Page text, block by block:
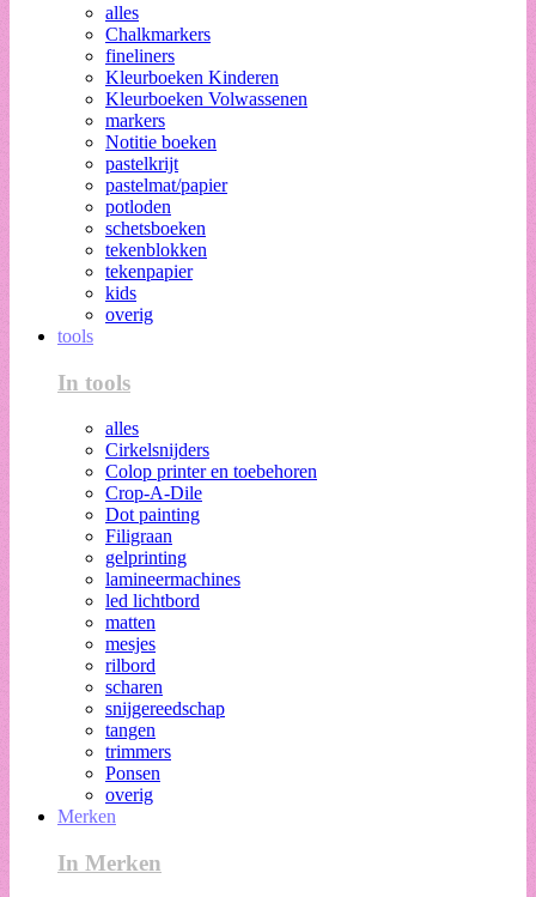
alles
Chalkmarkers
fineliners
Kleurboeken Kinderen
Kleurboeken Volwassenen
markers
Notitie boeken
pastelkrijt
pastelmat/papier
potloden
schetsboeken
tekenblokken
tekenpapier
kids
overig
tools
In tools
alles
Cirkelsnijders
Colop printer en toebehoren
Crop-A-Dile
Dot painting
Filigraan
gelprinting
lamineermachines
led lichtbord
matten
mesjes
rilbord
scharen
snijgereedschap
tangen
trimmers
Ponsen
overig
Merken
In Merken